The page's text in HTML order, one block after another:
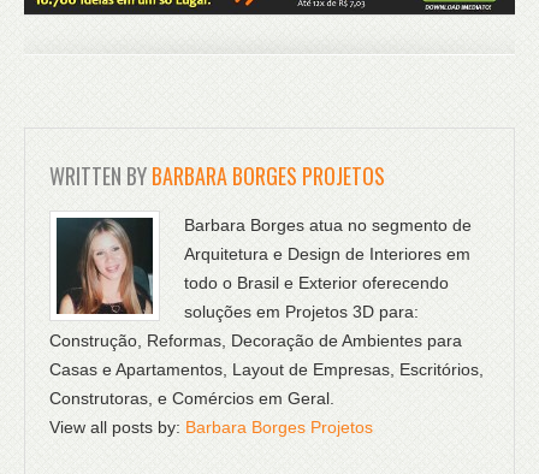
WRITTEN BYBARBARA BORGES PROJETOS
Barbara Borges atua no segmento de
Arquitetura e Design de Interiores em
todo o Brasil e Exterior oferecendo
soluções em Projetos 3D para:
Construção, Reformas, Decoração de Ambientes para
Casas e Apartamentos, Layout de Empresas, Escritórios,
Construtoras, e Comércios em Geral.
View all posts by: Barbara Borges Projetos